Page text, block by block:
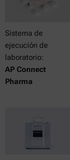
Sistema de
ejecución de
laboratorio:
AP Connect
Pharma